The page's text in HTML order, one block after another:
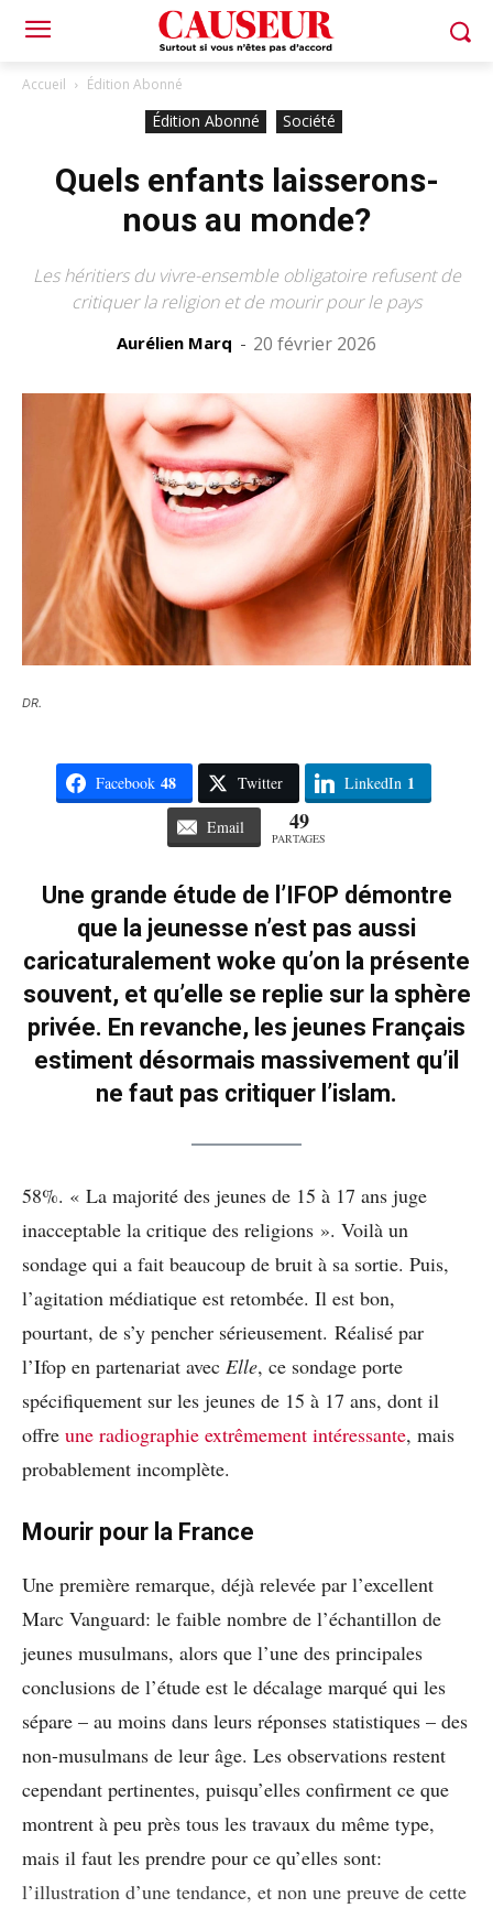
Accueil Édition Abonné
Édition Abonné Société
Quels enfants laisserons-
nous au monde?
Les héritiers du vivre-ensemble obligatoire refusent de
critiquer la religion et de mourir pour le pays
Aurélien Marq - 20 février 2026
DR.
Facebook 48 Twitter LinkedIn 1
Email 49
PARTAGES
Une grande étude de l’IFOP démontre
que la jeunesse n’est pas aussi
caricaturalement woke qu’on la présente
souvent, et qu’elle se replie sur la sphère
privée. En revanche, les jeunes Français
estiment désormais massivement qu’il
ne faut pas critiquer l’islam.
58%. « La majorité des jeunes de 15 à 17 ans juge
inacceptable la critique des religions ». Voilà un
sondage qui a fait beaucoup de bruit à sa sortie. Puis,
l’agitation médiatique est retombée. Il est bon,
pourtant, de s’y pencher sérieusement. Réalisé par
l’Ifop en partenariat avec Elle, ce sondage porte
spécifiquement sur les jeunes de 15 à 17 ans, dont il
offre une radiographie extrêmement intéressante, mais
probablement incomplète.
Mourir pour la France
Une première remarque, déjà relevée par l’excellent
Marc Vanguard: le faible nombre de l’échantillon de
jeunes musulmans, alors que l’une des principales
conclusions de l’étude est le décalage marqué qui les
sépare – au moins dans leurs réponses statistiques – des
non-musulmans de leur âge. Les observations restent
cependant pertinentes, puisqu’elles confirment ce que
montrent à peu près tous les travaux du même type,
mais il faut les prendre pour ce qu’elles sont:
l’illustration d’une tendance, et non une preuve de cette